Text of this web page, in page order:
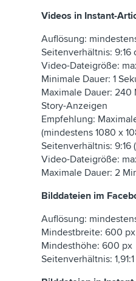
Videos in Instant-
Auflösung:
Seitenverhältnis: 9:16
Video-Dateigröße:
Minimale Dauer: 1
Maximale Dauer: 240
Story-Anzeigen
Empfehlung:
(mindestens 1080 x
Seitenverhältnis: 9:16
Video-Dateigröße:
Maximale Dauer: 2
Bilddateien im
Auflösung:
Mindestbreite: 600 px
Mindesthöhe: 600 px
Seitenverhältnis: 1,91:1